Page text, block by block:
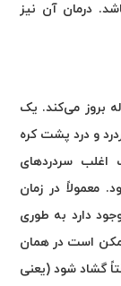
درمان آن نیز
بیشتر در مردان سیگاری ۳۰ تا ۵۰ ساله بروز می‌کند. یک
و درد پشت کره
سردردهای
معمولاً در زمان
دارد به طوری
است در همان
گشاد شود (یعنی